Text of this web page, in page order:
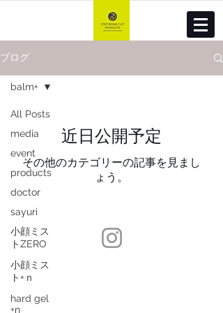
ブログ
All Posts
media
event
products
doctor
sayuri
小顔ミス
トZERO
小顔ミス
ト+ｎ
hard gel
+n
balm+
近日公開予定
その他のカテゴリーの記事を見まし
ょう。